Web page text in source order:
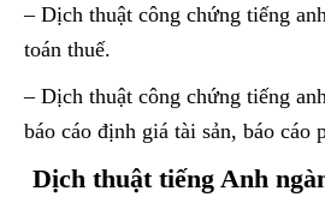
– Dịch thuật công chứng tiếng
toán thuế.
– Dịch thuật công chứng tiếng
báo cáo định giá tài sản, báo cáo
Dịch thuật tiếng Anh